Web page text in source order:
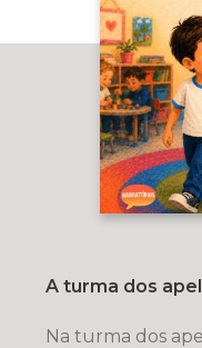
A turma dos
Na turma dos